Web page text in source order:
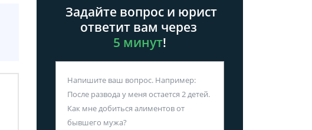
Задайте вопрос и юрист
ответит вам через
5 минут!